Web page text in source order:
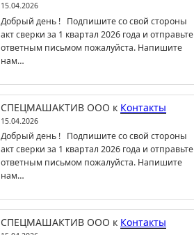
15.04.2026
Добрый день ! Подпишите со свой стороны
акт сверки за 1 квартал 2026 года и отправьте
ответным письмом пожалуйста. Напишите
нам…
СПЕЦМАШАКТИВ ООО к Контакты
15.04.2026
Добрый день ! Подпишите со свой стороны
акт сверки за 1 квартал 2026 года и отправьте
ответным письмом пожалуйста. Напишите
нам…
СПЕЦМАШАКТИВ ООО к Контакты